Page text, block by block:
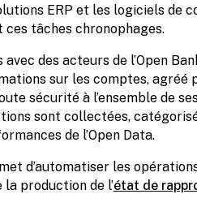
ERP et les logiciels de
tâches chronophages.
des acteurs de l’Open
sur les comptes, agréé
sécurité à l’ensemble de
sont collectées,
de l’Open Data.
d’automatiser les
production de l’état de